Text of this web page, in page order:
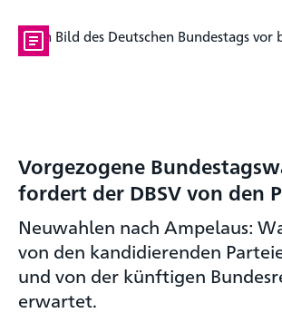
Vorgezogene
fordert der DBSV von den
Neuwahlen nach Ampelaus:
von den kandidierenden
und von der künftigen
erwartet.